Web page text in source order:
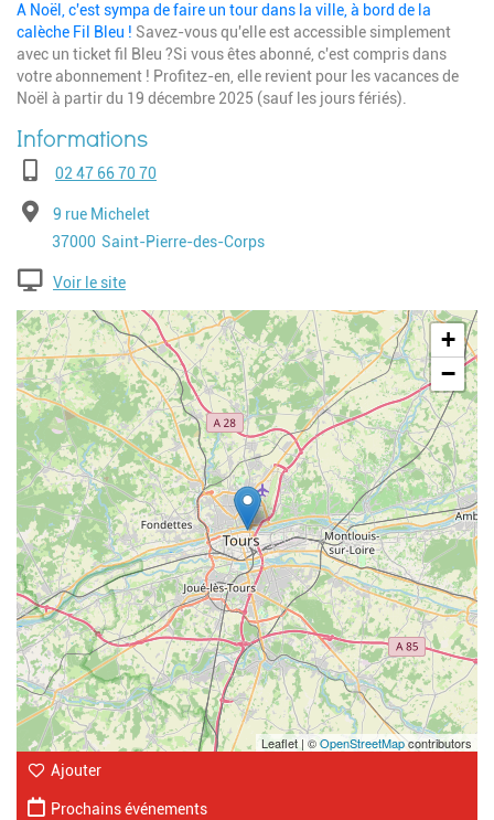
A Noël, c'est sympa de faire un tour dans la ville, à bord de la
calèche Fil Bleu ! Savez-vous qu'elle est accessible simplement
avec un ticket fil Bleu ?Si vous êtes abonné, c'est compris dans
votre abonnement ! Profitez-en, elle revient pour les vacances de
Noël à partir du 19 décembre 2025 (sauf les jours fériés).
Téléphone02 47 66 70 70
Adresse9 rue Michelet
Code postal
37000 Ville
Saint-Pierre-des-Corps
Voir le site
Geolocalisation
+
−
Leaflet | ©OpenStreetMapcontributors
Ajouter
Prochains événements